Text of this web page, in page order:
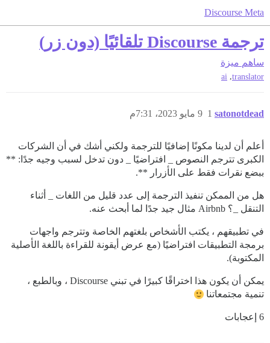
Discourse Meta
ترجمة Discourse تلقائيًا (دون زر)
ساهم ميزة
translator
,
ai
satonotdead 9 مايو 2023، 7:31م 1
أعلم أن لدينا مكونًا إضافيًا للترجمة ولكني أشك في أن الشركات
الكبرى تترجم النصوص _ افتراضيًا _ دون تدخل لسبب وجيه جدًا: **
ببضع نقرات فقط على الأزرار **.
هل من الممكن تنفيذ الترجمة إلى عدد قليل من اللغات _ أثناء
التنقل _؟ Airbnb مثال جيد جدًا لما أبحث عنه.
في تطبيقهم ، يكتب الأشخاص بلغتهم الخاصة وتترجم واجهات
برمجة التطبيقات افتراضيًا (مع عرض أيقونة للقراءة باللغة الأصلية
المكتوبة).
يمكن أن يكون هذا اختراقًا كبيرًا في تبني Discourse ، وبالطبع ،
تنمية مجتمعاتنا
6 إعجابات